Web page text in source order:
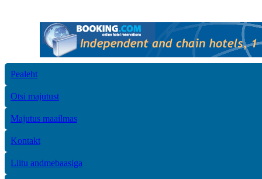
Pealeht
Otsi majutust
Majutus maailmas
Kontakt
Liitu andmebaasiga